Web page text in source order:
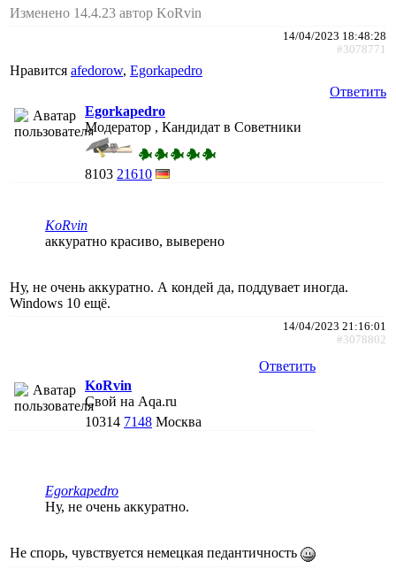
Изменено 14.4.23 автор KoRvin
14/04/2023 18:48:28
#3078771
Нравится afedorow, Egorkapedro
Ответить
Egorkapedro
Модератор , Кандидат в Советники
8103 21610
KoRvin
аккуратно красиво, выверено
Ну, не очень аккуратно. А кондей да, поддувает иногда.
Windows 10 ещё.
14/04/2023 21:16:01
#3078802
Ответить
KoRvin
Свой на Aqa.ru
10314 7148 Москва
Egorkapedro
Ну, не очень аккуратно.
Не спорь, чувствуется немецкая педантичность